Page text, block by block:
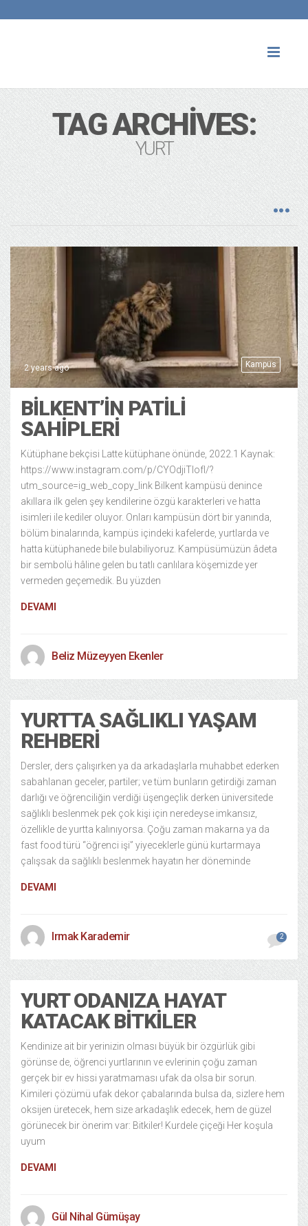
TAG ARCHIVES:
YURT
Kampüs
2 years ago
BİLKENT’İN PATİLİ
SAHİPLERİ
Kütüphane bekçisi Latte kütüphane önünde, 2022.1 Kaynak:
https://www.instagram.com/p/CYOdjiTIofI/?
utm_source=ig_web_copy_link Bilkent kampüsü denince
akıllara ilk gelen şey kendilerine özgü karakterleri ve hatta
isimleri ile kediler oluyor. Onları kampüsün dört bir yanında,
bölüm binalarında, kampüs içindeki kafelerde, yurtlarda ve
hatta kütüphanede bile bulabiliyoruz. Kampüsümüzün âdeta
bir sembolü hâline gelen bu tatlı canlılara köşemizde yer
vermeden geçemedik. Bu yüzden
DEVAMI
Beliz Müzeyyen Ekenler
YURTTA SAĞLIKLI YAŞAM
REHBERI
Dersler, ders çalışırken ya da arkadaşlarla muhabbet ederken
sabahlanan geceler, partiler; ve tüm bunların getirdiği zaman
darlığı ve öğrenciliğin verdiği üşengeçlik derken üniversitede
sağlıklı beslenmek pek çok kişi için neredeyse imkansız,
özellikle de yurtta kalınıyorsa. Çoğu zaman makarna ya da
fast food türü “öğrenci işi” yiyeceklerle günü kurtarmaya
çalışsak da sağlıklı beslenmek hayatın her döneminde
DEVAMI
Irmak Karademir 2
YURT ODANIZA HAYAT
KATACAK BITKILER
Kendinize ait bir yerinizin olması büyük bir özgürlük gibi
görünse de, öğrenci yurtlarının ve evlerinin çoğu zaman
gerçek bir ev hissi yaratmaması ufak da olsa bir sorun.
Kimileri çözümü ufak dekor çabalarında bulsa da, sizlere hem
oksijen üretecek, hem size arkadaşlık edecek, hem de güzel
görünecek bir önerim var: Bitkiler! Kurdele çiçeği Her koşula
uyum
DEVAMI
Gül Nihal Gümüşay